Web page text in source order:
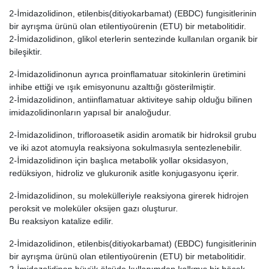
2-İmidazolidinon, etilenbis(ditiyokarbamat) (EBDC) fungisitlerinin
bir ayrışma ürünü olan etilentiyoürenin (ETU) bir metabolitidir.
2-İmidazolidinon, glikol eterlerin sentezinde kullanılan organik bir
bileşiktir.
2-İmidazolidinonun ayrıca proinflamatuar sitokinlerin üretimini
inhibe ettiği ve ışık emisyonunu azalttığı gösterilmiştir.
2-İmidazolidinon, antiinflamatuar aktiviteye sahip olduğu bilinen
imidazolidinonların yapısal bir analoğudur.
2-İmidazolidinon, trifloroasetik asidin aromatik bir hidroksil grubu
ve iki azot atomuyla reaksiyona sokulmasıyla sentezlenebilir.
2-İmidazolidinon için başlıca metabolik yollar oksidasyon,
redüksiyon, hidroliz ve glukuronik asitle konjugasyonu içerir.
2-İmidazolidinon, su molekülleriyle reaksiyona girerek hidrojen
peroksit ve moleküler oksijen gazı oluşturur.
Bu reaksiyon katalize edilir.
2-İmidazolidinon, etilenbis(ditiyokarbamat) (EBDC) fungisitlerinin
bir ayrışma ürünü olan etilentiyoürenin (ETU) bir metabolitidir.